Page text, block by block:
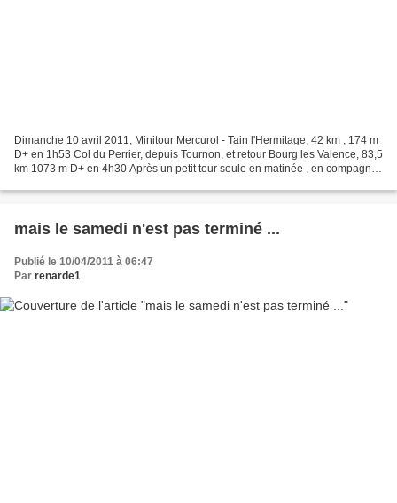
Dimanche 10 avril 2011, Minitour Mercurol - Tain l'Hermitage, 42 km , 174 m
D+ en 1h53 Col du Perrier, depuis Tournon, et retour Bourg les Valence, 83,5
km 1073 m D+ en 4h30 Après un petit tour seule en matinée , en compagnie
mais le samedi n'est pas terminé ...
Publié le 10/04/2011 à 06:47
Par renarde1